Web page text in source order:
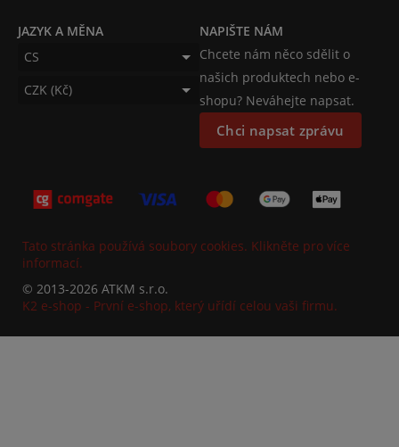
JAZYK A MĚNA
CS
CZK (Kč)
NAPIŠTE NÁM
Chcete nám něco sdělit o
našich produktech nebo e-
shopu? Neváhejte napsat.
Chci napsat zprávu
Tato stránka používá soubory cookies. Klikněte pro více
informací.
© 2013-2026 ATKM s.r.o.
K2 e-shop - První e-shop, který uřídí celou vaši firmu.